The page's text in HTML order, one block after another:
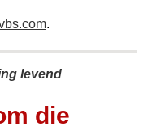
.
levend
die